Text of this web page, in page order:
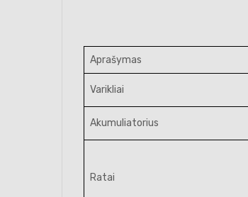
Aprašymas
Varikliai
Akumuliatorius
Ratai